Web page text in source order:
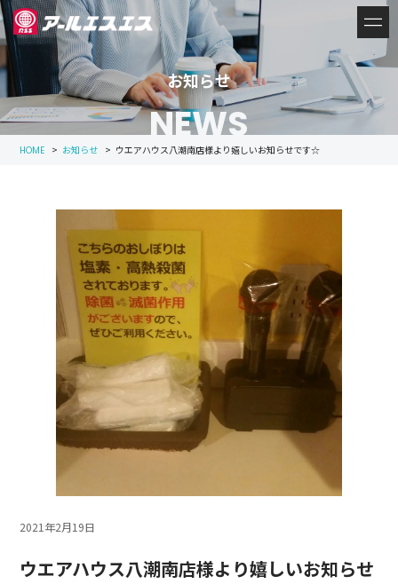
お知らせ
NEWS
HOME > お知らせ > ウエアハウス八潮南店様より嬉しいお知らせです☆
2021年2月19日
ウエアハウス八潮南店様より嬉しいお知らせ